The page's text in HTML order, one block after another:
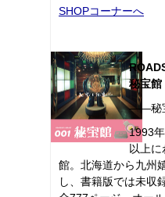
SHOPコーナーへ
秘宝館
――秘
1993
以上に
館。北海道から九州
し、書籍版では未収